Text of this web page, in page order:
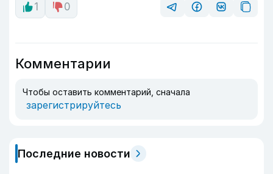
1
0
Комментарии
Чтобы оставить комментарий, сначала
зарегистрируйтесь
Последние новости